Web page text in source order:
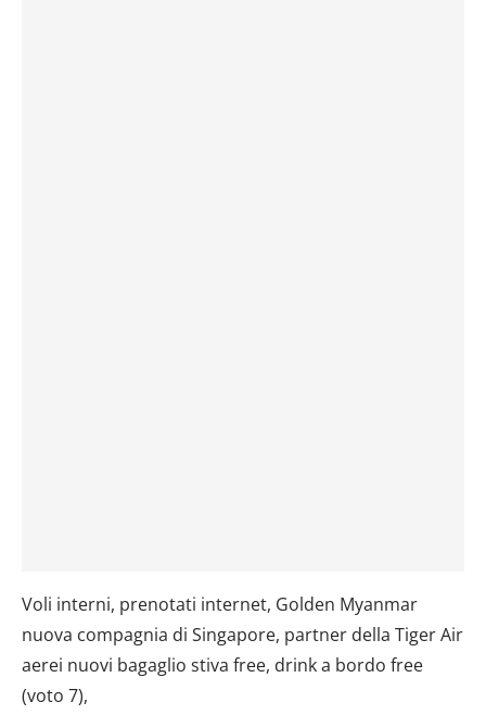
Voli interni, prenotati internet, Golden Myanmar
nuova compagnia di Singapore, partner della Tiger Air
aerei nuovi bagaglio stiva free, drink a bordo free
(voto 7),